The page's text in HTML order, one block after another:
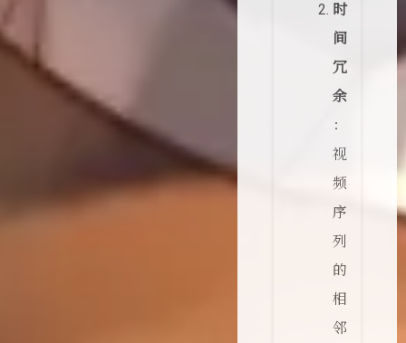
时
间
冗
余
：
视
频
序
列
的
相
邻